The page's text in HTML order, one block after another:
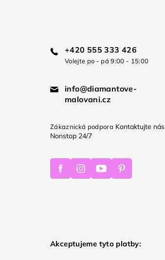
+420 555 333 426
Volejte po - pá 9:00 - 15:00
info@diamantove-
malovani.cz
Zákaznická podpora Kontaktujte nás
Nonstop 24/7
FacebookInstagramYoutubePinterest
Akceptujeme tyto platby: